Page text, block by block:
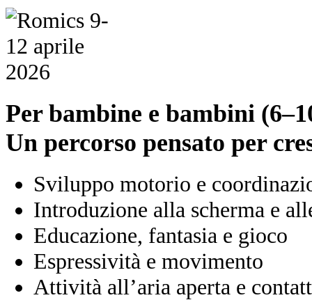
Per bambine e bambini
Un percorso pensato per
Sviluppo motorio e
Introduzione alla scherma e
Educazione, fantasia e gioco
Espressività e movimento
Attività all’aria aperta e